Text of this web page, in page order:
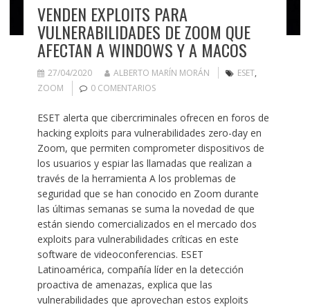
VENDEN EXPLOITS PARA
VULNERABILIDADES DE ZOOM QUE
AFECTAN A WINDOWS Y A MACOS
27/04/2020 ALBERTO MARÍN MORÁN ESET,
ZOOM
0 COMENTARIOS
ESET alerta que cibercriminales ofrecen en foros de
hacking exploits para vulnerabilidades zero-day en
Zoom, que permiten comprometer dispositivos de
los usuarios y espiar las llamadas que realizan a
través de la herramienta A los problemas de
seguridad que se han conocido en Zoom durante
las últimas semanas se suma la novedad de que
están siendo comercializados en el mercado dos
exploits para vulnerabilidades críticas en este
software de videoconferencias. ESET
Latinoamérica, compañía líder en la detección
proactiva de amenazas, explica que las
vulnerabilidades que aprovechan estos exploits